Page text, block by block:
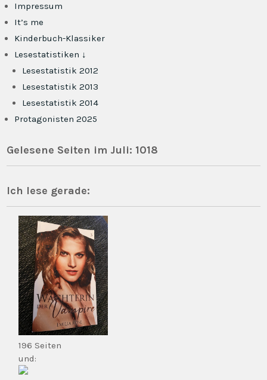
Impressum
It’s me
Kinderbuch-Klassiker
Lesestatistiken ↓
Lesestatistik 2012
Lesestatistik 2013
Lesestatistik 2014
Protagonisten 2025
Gelesene Seiten im Juli: 1018
Ich lese gerade:
196 Seiten
und: